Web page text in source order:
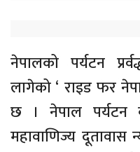
नेपालको पर्यटन
लागेको ‘ राइड फर
छ । नेपाल पर्यटन
महावाणिज्य दूतावास